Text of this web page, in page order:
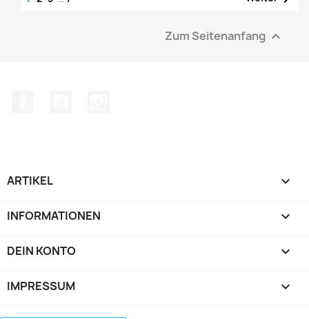
Zum Seitenanfang 
ARTIKEL 
INFORMATIONEN 
DEIN KONTO 
IMPRESSUM keyboard_arrow_down